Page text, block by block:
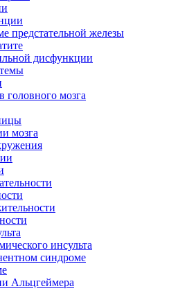
предстательной железы
дисфункции
головного мозга
мозга
инсульта
синдроме
Альцгеймера